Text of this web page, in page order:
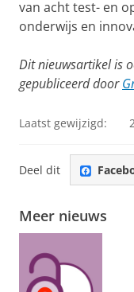
van acht test- en
onderwijs en
Dit nieuwsartikel is
gepubliceerd door
Laatst gewijzigd:
Deel dit
Meer nieuws